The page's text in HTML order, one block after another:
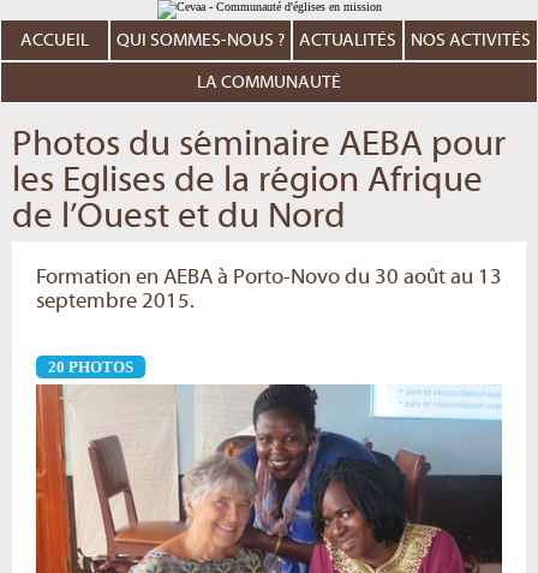
au
contenu.
Aller
personnels
ACCUEIL QUI SOMMES-NOUS ? ACTUALITÉS NOS ACTIVITÉS
LA COMMUNAUTÉ
Photos du séminaire AEBA pour
les Eglises de la région Afrique
de l’Ouest et du Nord
Formation en AEBA à Porto-Novo du 30 août au 13
septembre 2015.
20 PHOTOS